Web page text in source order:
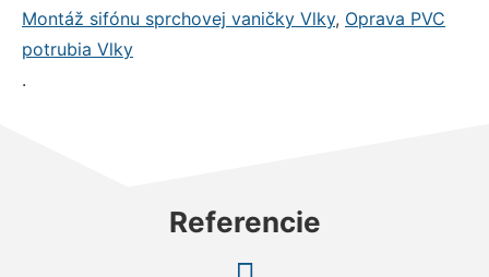
Montáž sifónu sprchovej vaničky Vlky, Oprava PVC
potrubia Vlky
.
Referencie